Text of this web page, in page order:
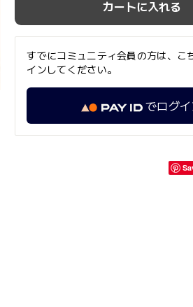
カートに入れる
すでにコミュニティ会員の方は、こ
インしてください。
でログイ